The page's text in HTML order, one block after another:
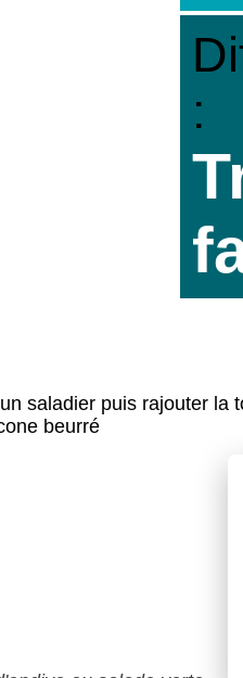
:
saladier puis rajouter la
beurré